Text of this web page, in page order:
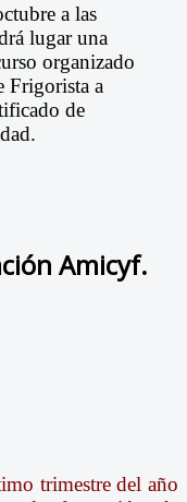
a las
lugar una
organizado
Frigorista a
de
Amicyf.
trimestre del año